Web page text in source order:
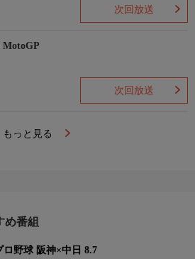
次回放送
MotoGP
次回放送
もっと見る
め番組
ロ野球 阪神×中日 8.7